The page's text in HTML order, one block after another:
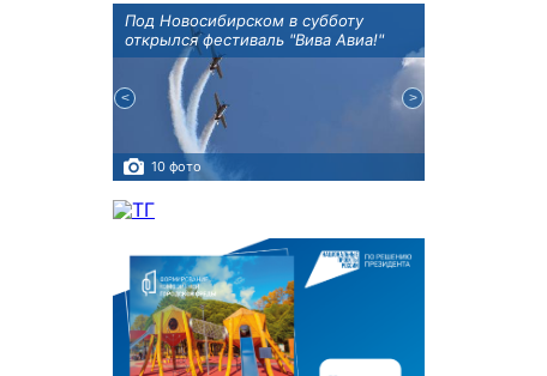
Под Новосибирском в субботу
открылся фестиваль "Вива Авиа!"
10 фото